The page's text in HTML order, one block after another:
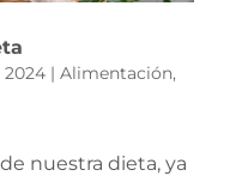
2024| Alimentación,
nuestra dieta, ya